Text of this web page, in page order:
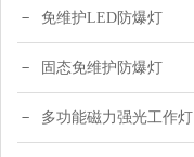
免维护LED防爆灯
固态免维护防爆灯
多功能磁力强光工作灯